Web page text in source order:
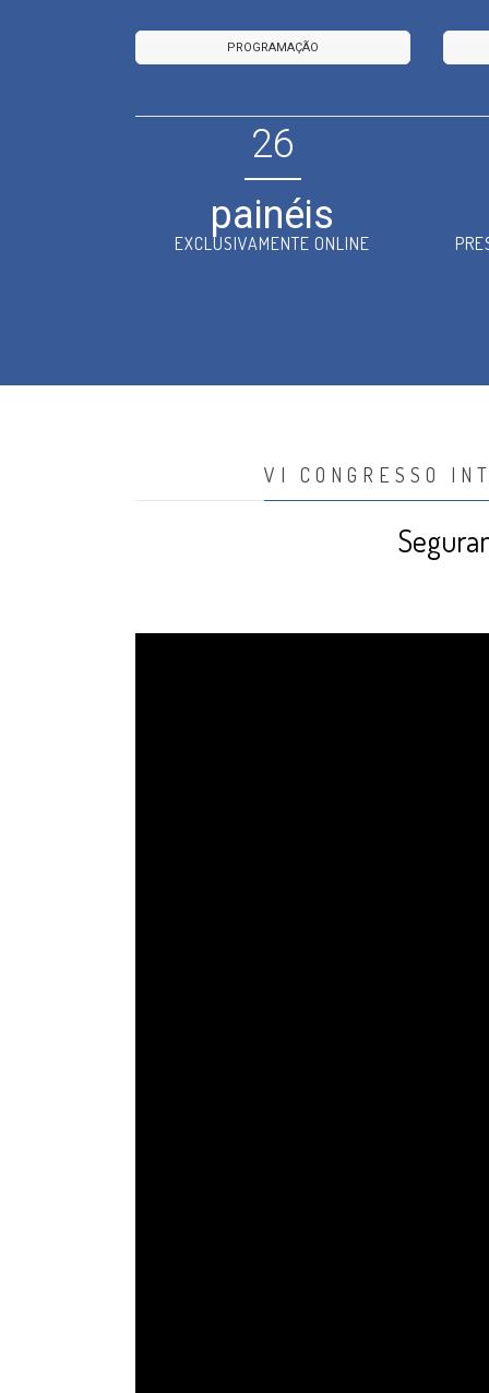
PROGRAMAÇÃO
26
painéis
EXCLUSIVAMENTE ONLINE
VI CONGRESSO